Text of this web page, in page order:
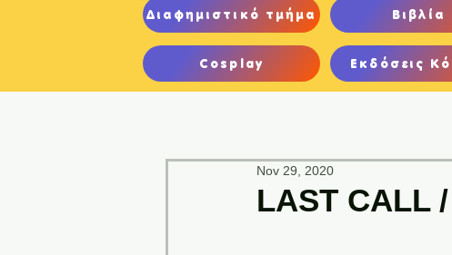
Διαφημιστικό τμήμα Βιβλία
Cosplay Εκδόσεις
LAST CALL
Nov 29, 2020